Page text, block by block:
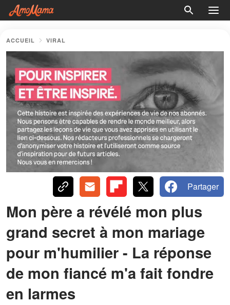
ACCUEIL VIRAL
Partager
Mon père a révélé mon plus
grand secret à mon mariage
pour m'humilier - La réponse
de mon fiancé m'a fait fondre
en larmes